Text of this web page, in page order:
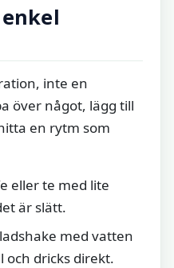
inte en
över något, lägg till
en rytm som
eller te med lite
är slätt.
med vatten
och dricks direkt.